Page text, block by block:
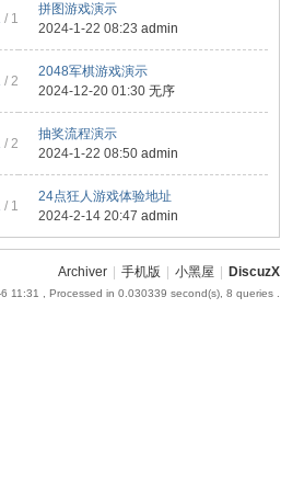
/ 1
拼图游戏演示
2024-1-22 08:23 admin
/ 2
2048军棋游戏演示
2024-12-20 01:30 无序
/ 2
抽奖流程演示
2024-1-22 08:50 admin
/ 1
24点狂人游戏体验地址
2024-2-14 20:47 admin
Archiver 手机版 小黑屋 DiscuzX
11:31 , Processed in 0.030339 second(s), 8 queries .